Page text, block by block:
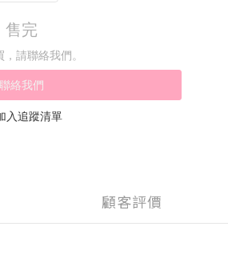
售完
請聯絡我們。
聯絡我們
入追蹤清單
顧客評價